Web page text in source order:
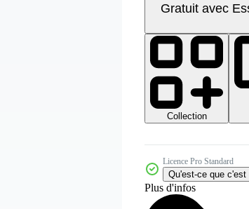
Gratuit avec
Collection
Licence Pro Standard
Qu'est-ce que c'est
Plus d'infos